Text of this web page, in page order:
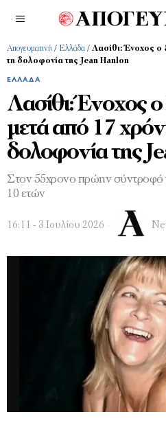
Απογευματινή / Ελλάδα / Λασίθι: Ένοχος o
τη δολοφονία της Jean Hanlon
ΕΛΛΆΔΑ
Λασίθι: Ένοχος
μετά από 17
δολοφονία της
Στον 55χρονο πρώην σύντροφό
10 ετών
16:11 - 3 Ιουλίου 2026